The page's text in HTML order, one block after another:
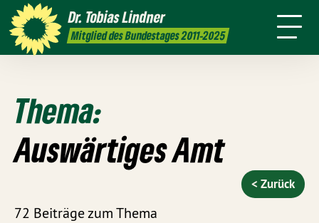
Dr. TobiasLindner
Mitglied des Bundestages 2011-2025
Leichte
Sprache
Presse Kontakt
Amt
Thema:
Auswärtiges Amt
72 Beiträge zum Thema
< Zurück